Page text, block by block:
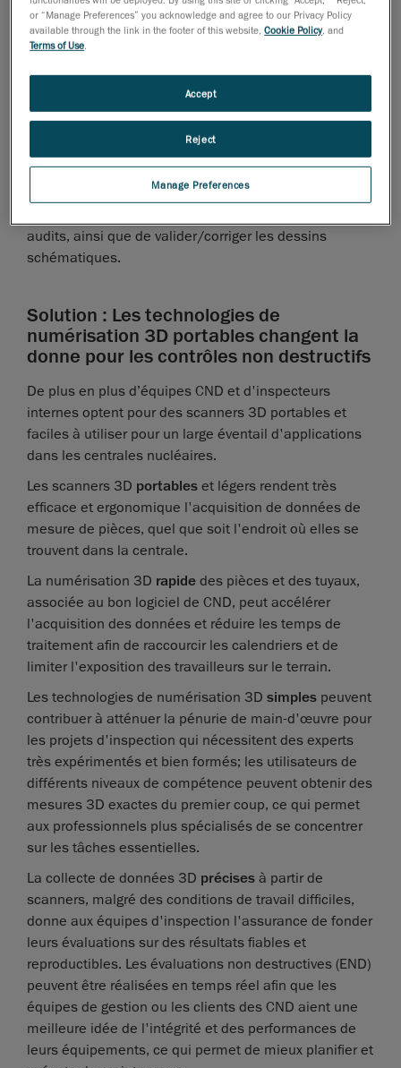
besoin pour prendre des décisions éclairées.
Archivage des données d'inspection
nombreuses à rechercher un meilleur archivage des
données d'inspection afin de minimiser la fréquence
surveiller l'état de santé des pièces sans avoir à se
rendre sur place. L'archivage des inspections permet
également aux centrales nucléaires de prouver leur
audits, ainsi que de valider/corriger les dessins
schématiques.
Solution : Les technologies de
numérisation 3D portables changent la
donne pour les contrôles non destructifs
De plus en plus d’équipes CND et d'inspecteurs
internes optent pour des scanners 3D portables et
faciles à utiliser pour un large éventail d'applications
dans les centrales nucléaires.
Les scanners 3D portables et légers rendent très
efficace et ergonomique l'acquisition de données de
mesure de pièces, quel que soit l'endroit où elles se
trouvent dans la centrale.
La numérisation 3D rapide des pièces et des tuyaux,
associée au bon logiciel de CND, peut accélérer
l'acquisition des données et réduire les temps de
traitement afin de raccourcir les calendriers et de
limiter l'exposition des travailleurs sur le terrain.
Les technologies de numérisation 3D simples peuvent
contribuer à atténuer la pénurie de main-d'œuvre pour
les projets d'inspection qui nécessitent des experts
très expérimentés et bien formés; les utilisateurs de
différents niveaux de compétence peuvent obtenir des
mesures 3D exactes du premier coup, ce qui permet
aux professionnels plus spécialisés de se concentrer
sur les tâches essentielles.
La collecte de données 3D précises à partir de
scanners, malgré des conditions de travail difficiles,
donne aux équipes d'inspection l'assurance de fonder
leurs évaluations sur des résultats fiables et
reproductibles. Les évaluations non destructives (END)
peuvent être réalisées en temps réel afin que les
équipes de gestion ou les clients des CND aient une
meilleure idée de l'intégrité et des performances de
leurs équipements, ce qui permet de mieux planifier et
or “Manage Preferences” you acknowledge and agree to our Privacy Policy
available through the link in the footer of this website,Cookie Policy, and
Terms of Use.
Manage Preferences
Reject
Accept